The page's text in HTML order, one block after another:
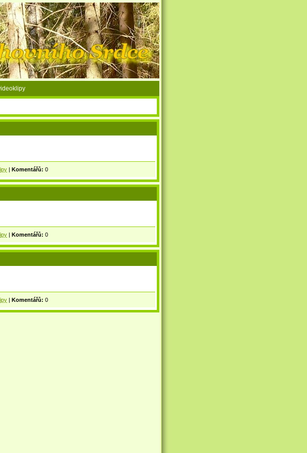
| Komentářů: 0
| Komentářů: 0
| Komentářů: 0